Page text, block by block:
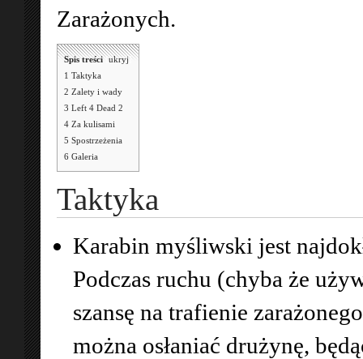
Zarażonych.
Spis treści [ukryj]
1 Taktyka
2 Zalety i wady
3 Left 4 Dead 2
4 Za kulisami
5 Spostrzeżenia
6 Galeria
Taktyka
Karabin myśliwski jest
Podczas ruchu (chyba że
szansę na trafienie
można osłaniać drużynę,